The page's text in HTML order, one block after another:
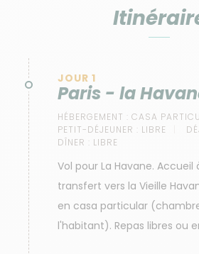
JOUR 1
Paris - la
HÉBERGEMENT : CASA
PETIT-DÉJEUNER : LIBRE
DÎNER : LIBRE
Vol pour La Havane. Accueil
transfert vers la Vieille
en casa particular
l'habitant). Repas libres ou